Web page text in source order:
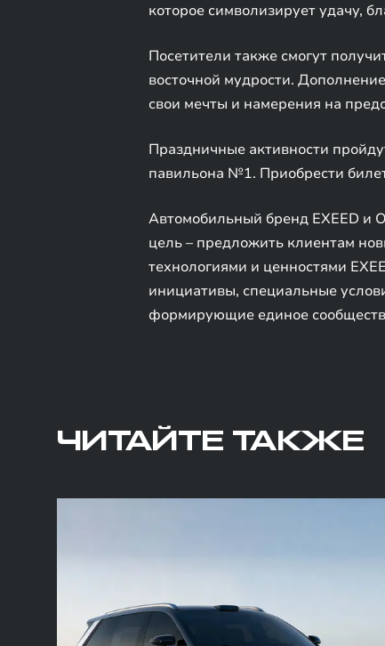
которое символизирует удачу,
Посетители также смогут
восточной мудрости.
свои мечты и намерения на
Праздничные активности
павильона №1. Приобрести
Автомобильный бренд EXEED и
цель – предложить клиентам
технологиями и ценностями
инициативы, специальные
формирующие единое
ЧИТАЙТЕ ТАКЖЕ